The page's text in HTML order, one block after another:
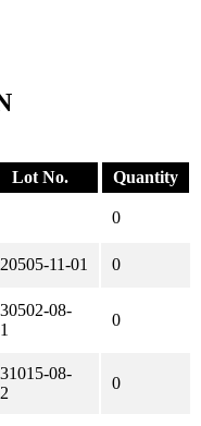
Lot No. Quantity
0
11-01 0
08-
0
08-
0